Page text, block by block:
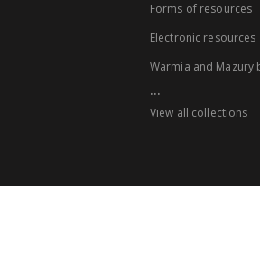
Forms of resources
Electronic resources
Warmia and Mazury
...
View all collections